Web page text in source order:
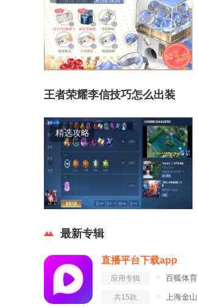
王者荣耀李信技巧怎么出装
精选攻略
最新专辑
直播平台下载app
应用专辑 百狐体育
共15款 上海金山